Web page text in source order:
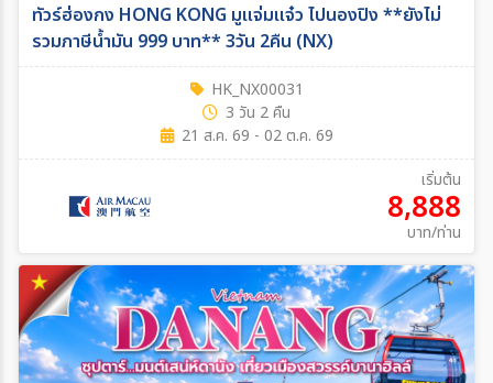
ทัวร์ฮ่องกง HONG KONG มูแจ่มแจ๋ว ไปนองปิง **ยังไม่
รวมภาษีน้ำมัน 999 บาท** 3วัน 2คืน (NX)
HK_NX00031
3 วัน 2 คืน
21 ส.ค. 69 - 02 ต.ค. 69
เริ่มต้น
8,888
บาท/ท่าน